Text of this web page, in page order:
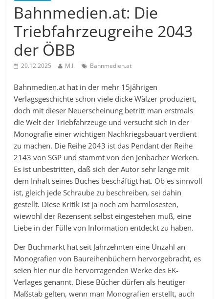
Bahnmedien.at: Die
Triebfahrzeugreihe 2043
der ÖBB
29.12.2025 M.I. Bahnmedien.at
Bahnmedien.at hat in der mehr 15jährigen
Verlagsgeschichte schon viele dicke Wälzer produziert,
doch mit dieser Neuerscheinung betritt man erstmals
die Welt der Triebfahrzeuge und versucht sich in der
Monografie einer wichtigen Nachkriegsbauart verdient
zu machen. Die Reihe 2043 ist das Pendant der Reihe
2143 von SGP und stammt von den Jenbacher Werken.
Es ist unbestritten, daß sich der Autor sehr lange mit
dem Inhalt seines Buches beschäftigt hat. Ob es sinnvoll
ist, gleich jede Schraube zu beschreiben, sei dahin
gestellt. Diese Kritik ist ja noch am harmlosesten,
wiewohl der Rezensent selbst eingestehen muß, eine
Liebe in der Fülle von Information entdeckt zu haben.
Der Buchmarkt hat seit Jahrzehnten eine Unzahl an
Monografien von Baureihenbüchern hervorgebracht, es
seien hier nur die hervorragenden Werke des EK-
Verlages genannt. Diese Bücher dürfen als heutiger
Maßstab gelten, wenn man Monografien erstellt, auch